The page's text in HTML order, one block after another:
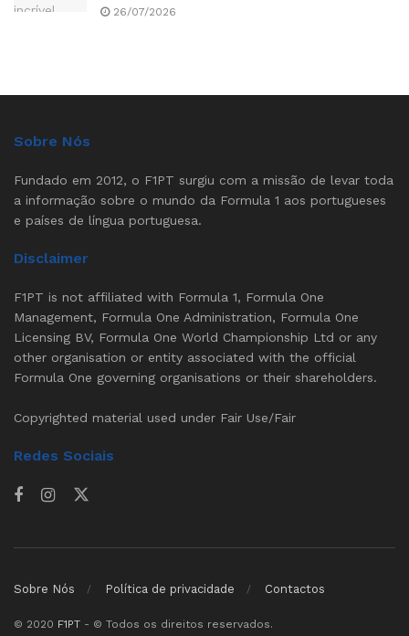
26/07/2026
Sobre Nós
Fundado em 2012, o F1PT surgiu com a missão de levar toda
a informação sobre o mundo da Formula 1 aos portugueses
e países de língua portuguesa.
Disclaimer
F1PT is not affiliated with Formula 1, Formula One
Management, Formula One Administration, Formula One
Licensing BV, Formula One World Championship Ltd or any
other organisation or entity associated with the official
Formula One governing organisations or their shareholders.
Copyrighted material used under Fair Use/Fair
Redes Sociais
Sobre Nós Política de privacidade Contactos
© 2020 F1PT - © Todos os direitos reservados.